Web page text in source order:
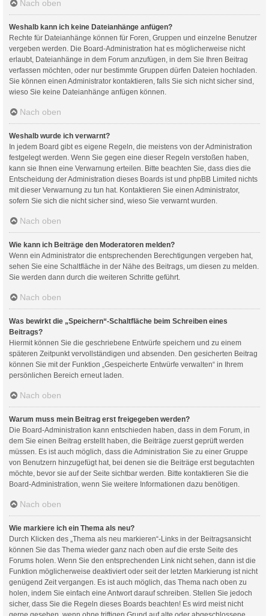
Nach oben
Weshalb kann ich keine Dateianhänge anfügen?
Rechte für Dateianhänge können für Foren, Gruppen und einzelne Benutzer
vergeben werden. Die Board-Administration hat es möglicherweise nicht
erlaubt, Dateianhänge in dem Forum anzufügen, in dem Sie Ihren Beitrag
verfassen möchten, oder nur bestimmte Gruppen dürfen Dateien hochladen.
Sie können einen Administrator kontaktieren, falls Sie sich nicht sicher sind,
wieso Sie keine Dateianhänge anfügen können.
Nach oben
Weshalb wurde ich verwarnt?
In jedem Board gibt es eigene Regeln, die meistens von der Administration
festgelegt werden. Wenn Sie gegen eine dieser Regeln verstoßen haben,
kann sie Ihnen eine Verwarnung erteilen. Bitte beachten Sie, dass dies die
Entscheidung der Administration dieses Boards ist und phpBB Limited nichts
mit dieser Verwarnung zu tun hat. Kontaktieren Sie einen Administrator,
sofern Sie sich die nicht sicher sind, wieso Sie verwarnt wurden.
Nach oben
Wie kann ich Beiträge den Moderatoren melden?
Wenn ein Administrator die entsprechenden Berechtigungen vergeben hat,
sehen Sie eine Schaltfläche in der Nähe des Beitrags, um diesen zu melden.
Sie werden dann durch die weiteren Schritte geführt.
Nach oben
Was bewirkt die „Speichern“-Schaltfläche beim Schreiben eines
Beitrags?
Hiermit können Sie die geschriebene Entwürfe speichern und zu einem
späteren Zeitpunkt vervollständigen und absenden. Den gesicherten Beitrag
können Sie mit der Funktion „Gespeicherte Entwürfe verwalten“ in Ihrem
persönlichen Bereich erneut laden.
Nach oben
Warum muss mein Beitrag erst freigegeben werden?
Die Board-Administration kann entschieden haben, dass in dem Forum, in
dem Sie einen Beitrag erstellt haben, die Beiträge zuerst geprüft werden
müssen. Es ist auch möglich, dass die Administration Sie zu einer Gruppe
von Benutzern hinzugefügt hat, bei denen sie die Beiträge erst begutachten
möchte, bevor sie auf der Seite sichtbar werden. Bitte kontaktieren Sie die
Board-Administration, wenn Sie weitere Informationen dazu benötigen.
Nach oben
Wie markiere ich ein Thema als neu?
Durch Klicken des „Thema als neu markieren“-Links in der Beitragsansicht
können Sie das Thema wieder ganz nach oben auf die erste Seite des
Forums holen. Wenn Sie den entsprechenden Link nicht sehen, dann ist die
Funktion möglicherweise deaktiviert oder seit der letzten Markierung ist nicht
genügend Zeit vergangen. Es ist auch möglich, das Thema nach oben zu
holen, indem Sie einfach eine Antwort darauf schreiben. Stellen Sie jedoch
sicher, dass Sie die Regeln dieses Boards beachten! Es wird meist nicht